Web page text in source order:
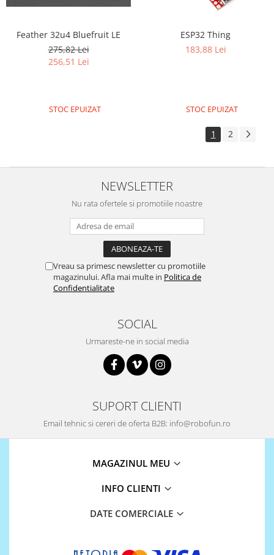
Feather 32u4 Bluefruit LE
275,82 Lei
256,51 Lei
STOC EPUIZAT
ESP32 Thing
183,88 Lei
STOC EPUIZAT
1 2
NEWSLETTER
Nu rata ofertele si promotiile noastre
Vreau sa primesc newsletter cu promotiile
magazinului. Afla mai multe in Politica de
Confidentialitate
SOCIAL
Urmareste-ne in social media
SUPORT CLIENTI
Email tehnic si cereri de oferta B2B: info@robofun.ro
MAGAZINUL MEU
INFO CLIENTI
DATE COMERCIALE